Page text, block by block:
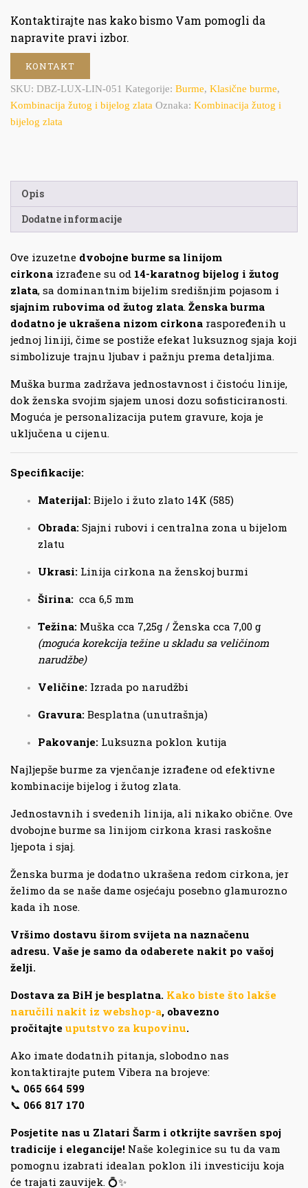
Kontaktirajte nas kako bismo Vam pomogli da
napravite pravi izbor.
KONTAKT
SKU: DBZ-LUX-LIN-051 Kategorije: Burme, Klasične burme,
Kombinacija žutog i bijelog zlata Oznaka: Kombinacija žutog i
bijelog zlata
Opis
Dodatne informacije
Ove izuzetne dvobojne burme sa linijom
cirkona izrađene su od 14-karatnog bijelog i žutog
zlata, sa dominantnim bijelim središnjim pojasom i
sjajnim rubovima od žutog zlata. Ženska burma
dodatno je ukrašena nizom cirkona raspoređenih u
jednoj liniji, čime se postiže efekat luksuznog sjaja koji
simbolizuje trajnu ljubav i pažnju prema detaljima.
Muška burma zadržava jednostavnost i čistoću linije,
dok ženska svojim sjajem unosi dozu sofisticiranosti.
Moguća je personalizacija putem gravure, koja je
uključena u cijenu.
Specifikacije:
Materijal: Bijelo i žuto zlato 14K (585)
Obrada: Sjajni rubovi i centralna zona u bijelom
zlatu
Ukrasi: Linija cirkona na ženskoj burmi
Širina: cca 6,5 mm
Težina: Muška cca 7,25g / Ženska cca 7,00 g
(moguća korekcija težine u skladu sa veličinom
narudžbe)
Veličine: Izrada po narudžbi
Gravura: Besplatna (unutrašnja)
Pakovanje: Luksuzna poklon kutija
Najljepše burme za vjenčanje izrađene od efektivne
kombinacije bijelog i žutog zlata.
Jednostavnih i svedenih linija, ali nikako obične. Ove
dvobojne burme sa linijom cirkona krasi raskošne
ljepota i sjaj.
Ženska burma je dodatno ukrašena redom cirkona, jer
želimo da se naše dame osjećaju posebno glamurozno
kada ih nose.
Vršimo dostavu širom svijeta na naznačenu
adresu. Vaše je samo da odaberete nakit po vašoj
želji.
Dostava za BiH je besplatna. Kako biste što lakše
naručili nakit iz webshop-a, obavezno
pročitajte uputstvo za kupovinu.
Ako imate dodatnih pitanja, slobodno nas
kontaktirajte putem Vibera na brojeve:
📞 065 664 599
📞 066 817 170
Posjetite nas u Zlatari Šarm i otkrijte savršen spoj
tradicije i elegancije! Naše koleginice su tu da vam
pomognu izabrati idealan poklon ili investiciju koja
će trajati zauvijek. 💍✨